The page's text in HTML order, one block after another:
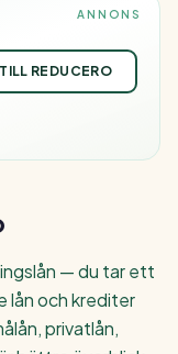
ANNONS
REDUCERO
— du tar ett
lån och krediter
privatlån,